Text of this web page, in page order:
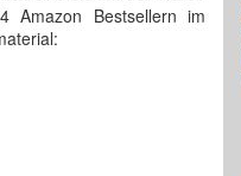
Amazon Bestsellern im